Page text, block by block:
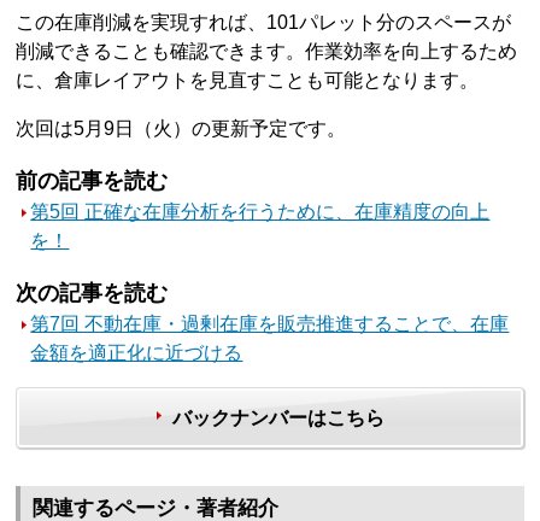
この在庫削減を実現すれば、101パレット分のスペースが
削減できることも確認できます。作業効率を向上するため
に、倉庫レイアウトを見直すことも可能となります。
次回は5月9日（火）の更新予定です。
前の記事を読む
第5回 正確な在庫分析を行うために、在庫精度の向上
を！
次の記事を読む
第7回 不動在庫・過剰在庫を販売推進することで、在庫
金額を適正化に近づける
バックナンバーはこちら
関連するページ・著者紹介